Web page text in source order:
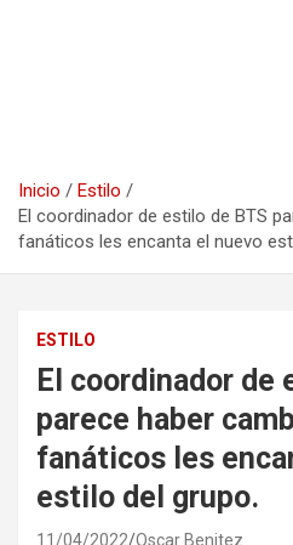
Inicio
Estilo
El coordinador de estilo de BTS
fanáticos les encanta el nuevo
ESTILO
El coordinador de
parece haber
fanáticos les
estilo del grupo.
11/04/2022 Oscar Benitez